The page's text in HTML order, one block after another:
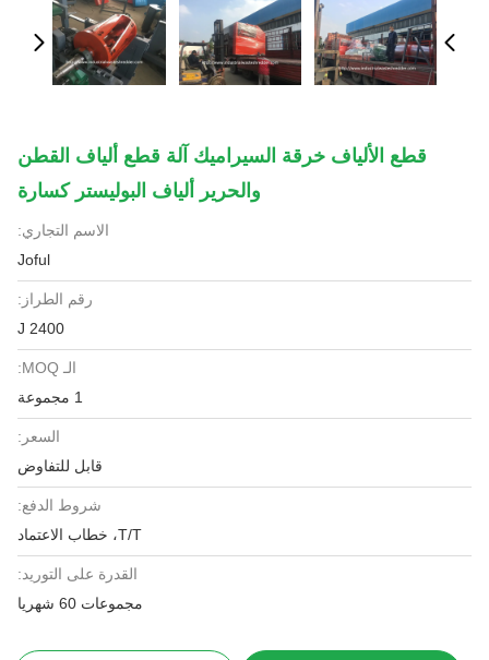
قطع الألياف خرقة السيراميك آلة قطع ألياف القطن
والحرير ألياف البوليستر كسارة
الاسم التجاري:
Joful
رقم الطراز:
J 2400
الـ MOQ:
1 مجموعة
السعر:
قابل للتفاوض
شروط الدفع:
T/T، خطاب الاعتماد
القدرة على التوريد:
مجموعات 60 شهريا